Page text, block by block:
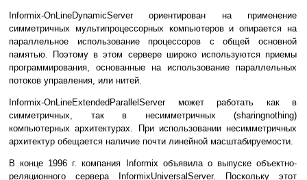
Informix-OnLineDynamicServer ориентирован на применение
симметричных мультипроцессорных компьютеров и опирается на
параллельное использование процессоров с общей основной
памятью. Поэтому в этом сервере широко используются приемы
программирования, основанные на использование параллельных
потоков управления, или нитей.
Informix-OnLineExtendedParallelServer может работать как в
симметричных, так в несимметричных (sharingnothing)
компьютерных архитектурах. При использовании несимметричных
архитектур обещается наличие почти линейной масштабируемости.
В конце 1996 г. компания Informix объявила о выпуске объектно-
реляционного сервера InformixUniversalServer. Поскольку этот